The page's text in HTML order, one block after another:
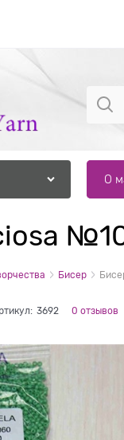
О
Бисер
3692 0 отзывов